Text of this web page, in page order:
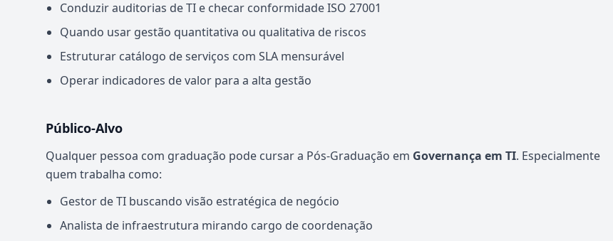
Conduzir auditorias de TI e checar conformidade ISO 27001
Quando usar gestão quantitativa ou qualitativa de riscos
Estruturar catálogo de serviços com SLA mensurável
Operar indicadores de valor para a alta gestão
Público-Alvo
Qualquer pessoa com graduação pode cursar a Pós-Graduação em Governança em TI. Especialmente
quem trabalha como:
Gestor de TI buscando visão estratégica de negócio
Analista de infraestrutura mirando cargo de coordenação